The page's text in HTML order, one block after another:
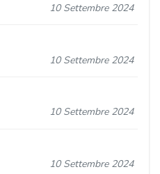
10 Settembre 2024
10 Settembre 2024
10 Settembre 2024
10 Settembre 2024